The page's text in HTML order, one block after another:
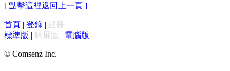
[ 點擊這裡返回上一頁 ]
首頁 | 登錄 | 註冊
標準版 | 觸屏版 | 電腦版 |
© Comsenz Inc.